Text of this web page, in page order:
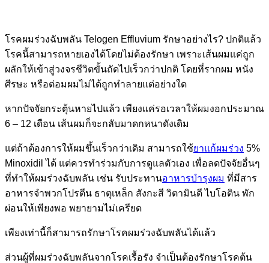
โรคผมร่วงฉับพลัน Telogen Effluvium รักษาอย่างไร? ปกติแล้ว
โรคนี้สามารถหายเองได้โดยไม่ต้องรักษา เพราะเส้นผมแค่ถูก
ผลักให้เข้าสู่วงจรชีวิตขั้นถัดไปเร็วกว่าปกติ โดยที่รากผม หนัง
ศีรษะ หรือต่อมผมไม่ได้ถูกทำลายแต่อย่างใด
หากปัจจัยกระตุ้นหายไปแล้ว เพียงแค่รอเวลาให้ผมงอกประมาณ
6 – 12 เดือน เส้นผมก็จะกลับมาดกหนาดังเดิม
แต่ถ้าต้องการให้ผมขึ้นเร็วกว่าเดิม สามารถใช้ยาแก้ผมร่วง 5%
Minoxidil ได้ แต่ควรทำร่วมกับการดูแลตัวเอง เพื่อลดปัจจัยอื่นๆ
ที่ทำให้ผมร่วงฉับพลัน เช่น รับประทานอาหารบำรุงผม ที่มีสาร
อาหารจำพวกโปรตีน ธาตุเหล็ก สังกะสี วิตามินดี ไบโอติน พัก
ผ่อนให้เพียงพอ พยายามไม่เครียด
เพียงเท่านี้ก็สามารถรักษาโรคผมร่วงฉับพลันได้แล้ว
ส่วนผู้ที่ผมร่วงฉับพลันจากโรคเรื้อรัง จำเป็นต้องรักษาโรคต้น